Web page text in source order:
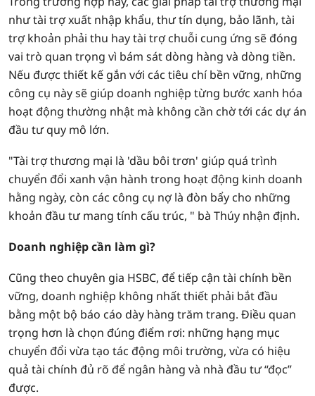
như tài trợ xuất nhập khẩu, thư tín dụng, bảo lãnh, tài
trợ khoản phải thu hay tài trợ chuỗi cung ứng sẽ đóng
vai trò quan trọng vì bám sát dòng hàng và dòng tiền.
Nếu được thiết kế gắn với các tiêu chí bền vững, những
công cụ này sẽ giúp doanh nghiệp từng bước xanh hóa
hoạt động thường nhật mà không cần chờ tới các dự án
đầu tư quy mô lớn.
"Tài trợ thương mại là 'dầu bôi trơn' giúp quá trình
chuyển đổi xanh vận hành trong hoạt động kinh doanh
hằng ngày, còn các công cụ nợ là đòn bẩy cho những
khoản đầu tư mang tính cấu trúc, " bà Thúy nhận định.
Doanh nghiệp cần làm gì?
Cũng theo chuyên gia HSBC, để tiếp cận tài chính bền
vững, doanh nghiệp không nhất thiết phải bắt đầu
bằng một bộ báo cáo dày hàng trăm trang. Điều quan
trọng hơn là chọn đúng điểm rơi: những hạng mục
chuyển đổi vừa tạo tác động môi trường, vừa có hiệu
quả tài chính đủ rõ để ngân hàng và nhà đầu tư “đọc”
được.